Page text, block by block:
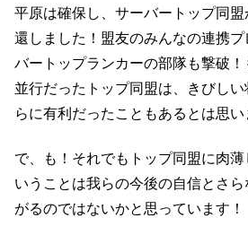
平原は確保し、サーバートップ同
還しました！盟友のみんなの連携
バートップランカーの部隊も撃破
並行だったトップ同盟は、きびし
らに有利だったこともあるとは思い
で、も！それでもトップ同盟に肉
いうことは我らの今後の自信とさ
がるのではないかと思っています！